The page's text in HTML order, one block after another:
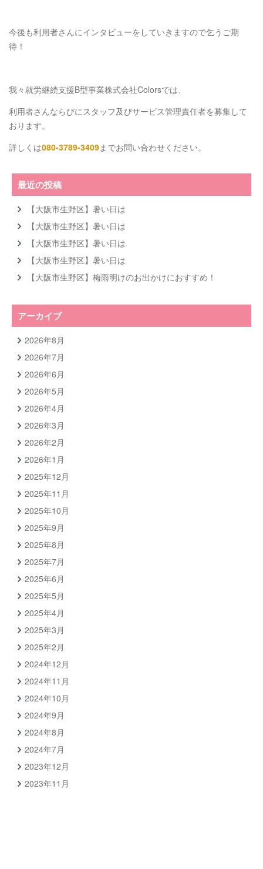
今後も利用者さんにインタビューをしていきますので乞うご期
待！
我々就労継続支援B型事業株式会社Colorsでは、
利用者さんならびにスタッフ及びサービス管理責任者を募集して
おります。
詳しくは080-3789-3409⁡⁡までお問い合わせください。
最近の投稿
【大阪市生野区】暑い日は
【大阪市生野区】暑い日は
【大阪市生野区】暑い日は
【大阪市生野区】暑い日は
【大阪市生野区】梅雨明けのお出かけにおすすめ！
アーカイブ
2026年8月
2026年7月
2026年6月
2026年5月
2026年4月
2026年3月
2026年2月
2026年1月
2025年12月
2025年11月
2025年10月
2025年9月
2025年8月
2025年7月
2025年6月
2025年5月
2025年4月
2025年3月
2025年2月
2024年12月
2024年11月
2024年10月
2024年9月
2024年8月
2024年7月
2023年12月
2023年11月